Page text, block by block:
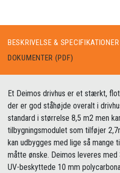
BESKRIVELSE & SPECIFIKATIONER
DOKUMENTER (PDF)
Et Deimos drivhus er et stærkt,
der er god ståhøjde overalt i
standard i størrelse 8,5 m2 men
tilbygningsmodulet som tilføjer
kan udbygges med lige så mange
måtte ønske. Deimos leveres
UV-beskyttede 10 mm